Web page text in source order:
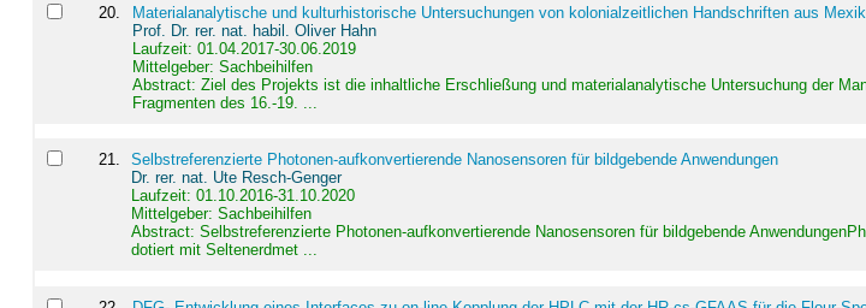
20
Materialanalytische und kulturhistorische Untersuchungen von kolonialzeitlichen Handschriften aus
Prof. Dr. rer. nat. habil. Oliver Hahn
Laufzeit: 01.04.2017-30.06.2019
Mittelgeber: Sachbeihilfen
Abstract: Ziel des Projekts ist die inhaltliche Erschließung und materialanalytische Untersuchung der
Fragmenten des 16.-19. ...
21.
Selbstreferenzierte Photonen-aufkonvertierende Nanosensoren für bildgebende Anwendungen
Dr. rer. nat. Ute Resch-Genger
Laufzeit: 01.10.2016-31.10.2020
Mittelgeber: Sachbeihilfen
Abstract:Selbstreferenzierte Photonen-aufkonvertierende Nanosensoren für bildgebende
dotiert mit Seltenerdmet ...